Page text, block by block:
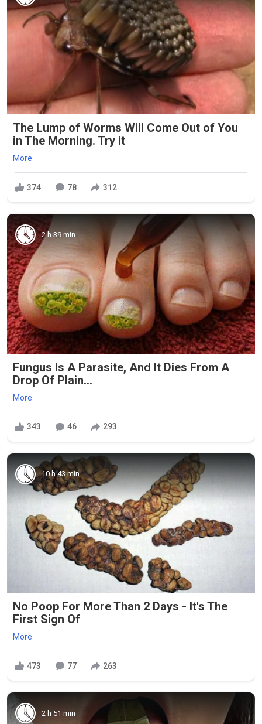
The Lump of Worms Will Come Out of You
in The Morning. Try it
More
374 78 312
2 h 39 min
Fungus Is A Parasite, And It Dies From A
Drop Of Plain...
More
343 46 293
10 h 43 min
No Poop For More Than 2 Days - It's The
First Sign Of
More
473 77 263
2 h 51 min